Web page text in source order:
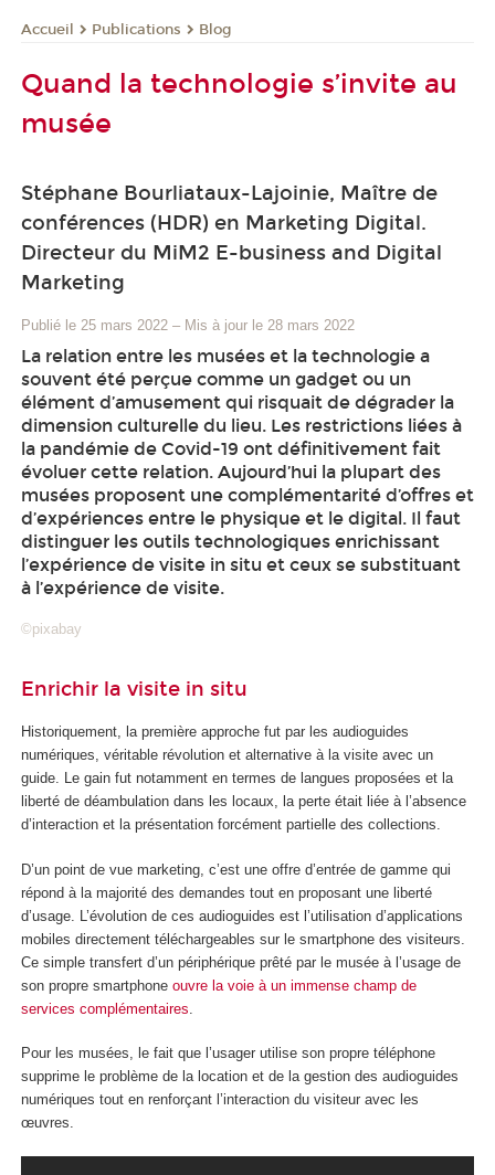
Accueil Publications Blog
Quand la technologie s’invite au
musée
Stéphane Bourliataux-Lajoinie, Maître de
conférences (HDR) en Marketing Digital.
Directeur du MiM2 E-business and Digital
Marketing
Publié le 25 mars 2022 – Mis à jour le 28 mars 2022
La relation entre les musées et la technologie a
souvent été perçue comme un gadget ou un
élément d’amusement qui risquait de dégrader la
dimension culturelle du lieu. Les restrictions liées à
la pandémie de Covid-19 ont définitivement fait
évoluer cette relation. Aujourd’hui la plupart des
musées proposent une complémentarité d’offres et
d’expériences entre le physique et le digital. Il faut
distinguer les outils technologiques enrichissant
l’expérience de visite in situ et ceux se substituant
à l’expérience de visite.
©pixabay
Enrichir la visite in situ
Historiquement, la première approche fut par les audioguides
numériques, véritable révolution et alternative à la visite avec un
guide. Le gain fut notamment en termes de langues proposées et la
liberté de déambulation dans les locaux, la perte était liée à l’absence
d’interaction et la présentation forcément partielle des collections.
D’un point de vue marketing, c’est une offre d’entrée de gamme qui
répond à la majorité des demandes tout en proposant une liberté
d’usage. L’évolution de ces audioguides est l’utilisation d’applications
mobiles directement téléchargeables sur le smartphone des visiteurs.
Ce simple transfert d’un périphérique prêté par le musée à l’usage de
son propre smartphone ouvre la voie à un immense champ de
services complémentaires
Pour les musées, le fait que l’usager utilise son propre téléphone
supprime le problème de la location et de la gestion des audioguides
numériques tout en renforçant l’interaction du visiteur avec les
œuvres.